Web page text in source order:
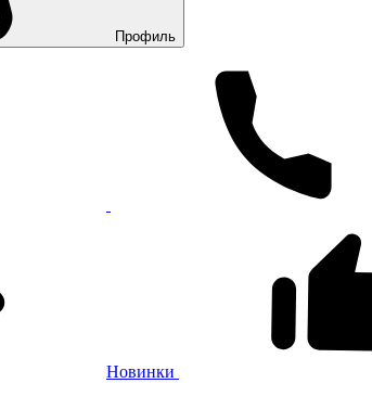
Профиль
Новинки